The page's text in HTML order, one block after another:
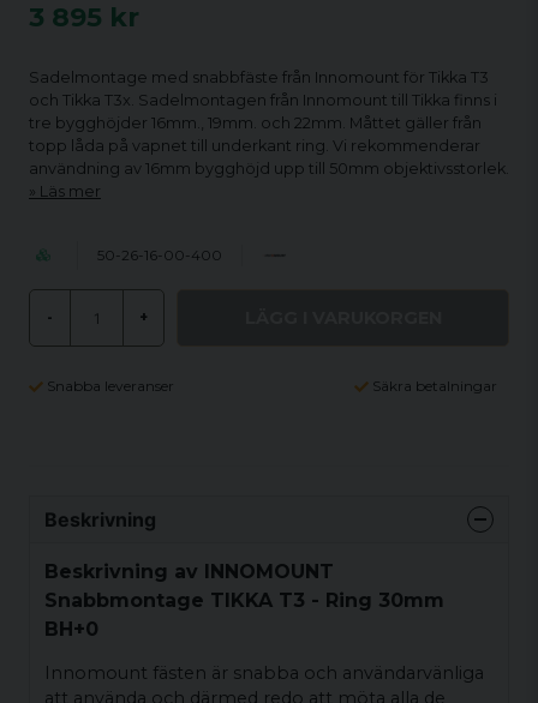
3 895 kr
Sadelmontage med snabbfäste från Innomount för Tikka T3
och Tikka T3x. Sadelmontagen från Innomount till Tikka finns i
tre bygghöjder 16mm., 19mm. och 22mm. Måttet gäller från
topp låda på vapnet till underkant ring. Vi rekommenderar
användning av 16mm bygghöjd upp till 50mm objektivsstorlek.
Läs mer
50-26-16-00-400
- +
Snabba leveranser Säkra betalningar
Beskrivning
Beskrivning av INNOMOUNT
Snabbmontage TIKKA T3 - Ring 30mm
BH+0
Innomount fästen är snabba och användarvänliga
att använda och därmed redo att möta alla de